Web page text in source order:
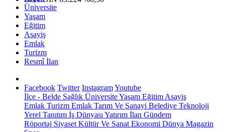
Üniversite
Yaşam
Eğitim
Asayiş
Emlak
Turizm
Resmî İlan
Facebook Twitter InstagramYoutube
İlçe - Belde Sağlık ÜniversiteYaşam Eğitim Asayiş
Emlak Turizm Emlak Tarım Ve Sanayi Belediye Teknoloji
Yerel Tanıtım İş Dünyası Yatırım İlan Gündem
Röportaj Siyaset Kültür Ve Sanat Ekonomi Dünya Magazin